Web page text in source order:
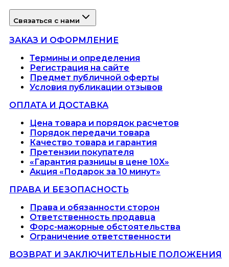
Связаться с нами
ЗАКАЗ И ОФОРМЛЕНИЕ
Термины и определения
Регистрация на сайте
Предмет публичной оферты
Условия публикации отзывов
ОПЛАТА И ДОСТАВКА
Цена товара и порядок расчетов
Порядок передачи товара
Качество товара и гарантия
Претензии покупателя
«Гарантия разницы в цене 10X»
Акция «Подарок за 10 минут»
ПРАВА И БЕЗОПАСНОСТЬ
Права и обязанности сторон
Ответственность продавца
Форс-мажорные обстоятельства
Ограничение ответственности
ВОЗВРАТ И ЗАКЛЮЧИТЕЛЬНЫЕ ПОЛОЖЕНИЯ